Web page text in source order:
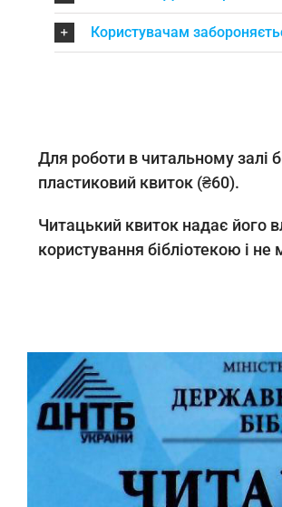
Користувачам
Для роботи в читальному залі
пластиковий квиток (₴60).
Читацький квиток надає його
користування бібліотекою і